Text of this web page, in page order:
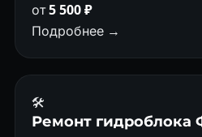
от5 500 ₽
Подробнее →
🛠️
Ремонт гидроблока